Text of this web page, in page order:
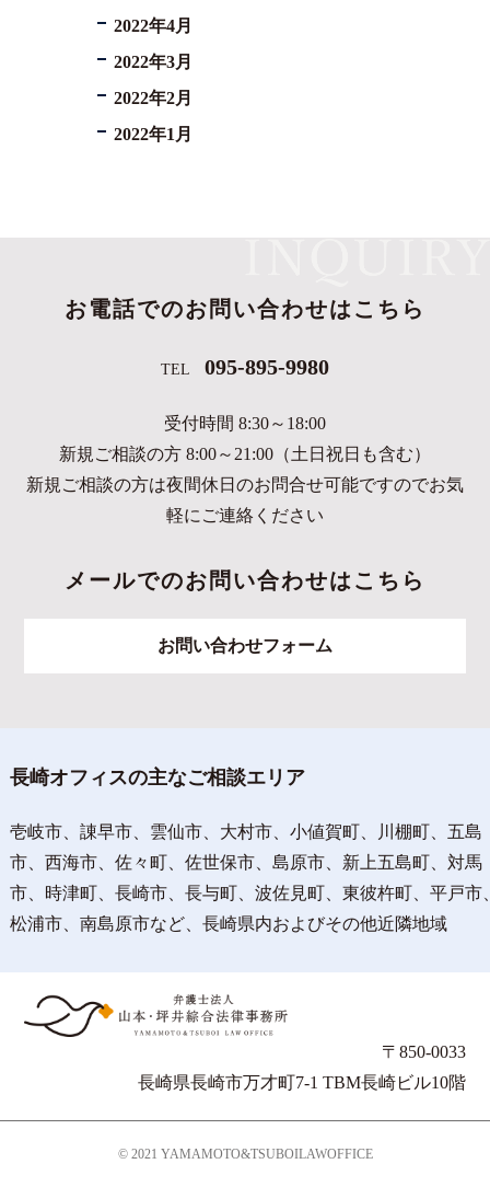
2022年4月
2022年3月
2022年2月
2022年1月
お電話でのお問い合わせはこちら
TEL 095-895-9980
受付時間 8:30～18:00
新規ご相談の方 8:00～21:00（土日祝日も含む）
新規ご相談の方は夜間休日のお問合せ可能ですのでお気
軽にご連絡ください
メールでのお問い合わせはこちら
お問い合わせフォーム
長崎オフィスの主なご相談エリア
壱岐市、諌早市、雲仙市、大村市、小値賀町、川棚町、五島
市、西海市、佐々町、佐世保市、島原市、新上五島町、対馬
市、時津町、長崎市、長与町、波佐見町、東彼杵町、平戸市
松浦市、南島原市など、長崎県内およびその他近隣地域
〒850-0033
長崎県長崎市万才町7-1 TBM長崎ビル10階
© 2021 YAMAMOTO&TSUBOILAWOFFICE